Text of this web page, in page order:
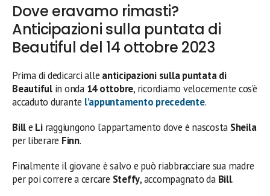
Dove eravamo rimasti?
Anticipazioni sulla puntata di
Beautiful del 14 ottobre 2023
Prima di dedicarci alle anticipazioni sulla puntata di
Beautiful in onda 14 ottobre, ricordiamo velocemente cos’è
accaduto durante l’appuntamento precedente.
Bille Liraggiungono l’appartamento dove è nascosta Sheila
per liberare Finn.
Finalmente il giovane è salvo e può riabbracciare sua madre
per poi correre a cercare Steffy, accompagnato da Bill.